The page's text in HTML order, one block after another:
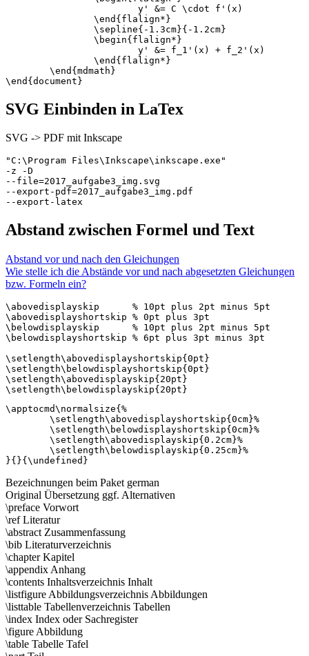
SVG Einbinden in LaTex
SVG -> PDF mit Inkscape
"C:\Program Files\Inkscape\inkscape.exe"
-z -D
--file=2017_aufgabe3_img.svg
--export-pdf=2017_aufgabe3_img.pdf
Abstand zwischen Formel und Text
Abstand vor und nach den Gleichungen
Wie stelle ich die Abstände vor und nach abgesetzten Gleichungen
bzw. Formeln ein?
\abovedisplayskip      % 10pt plus 2pt minus 5pt
\abovedisplayshortskip % 0pt plus 3pt
\belowdisplayskip      % 10pt plus 2pt minus 5pt
\belowdisplayshortskip % 6pt plus 3pt minus 3pt
\setlength\abovedisplayshortskip{0pt}
\setlength\belowdisplayshortskip{0pt}
\setlength\abovedisplayskip{20pt}
\apptocmd\normalsize{%
Bezeichnungen beim Paket german
Original Übersetzung ggf. Alternativen
\preface Vorwort
\ref Literatur
\abstract Zusammenfassung
\bib Literaturverzeichnis
\chapter Kapitel
\appendix Anhang
\contents Inhaltsverzeichnis Inhalt
\listfigure Abbildungsverzeichnis Abbildungen
\listtable Tabellenverzeichnis Tabellen
\index Index oder Sachregister
\figure Abbildung
\table Tabelle Tafel